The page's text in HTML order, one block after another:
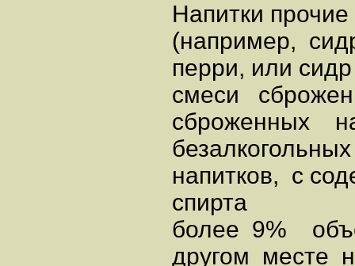
Напитки
(например,
перри, или
смеси
сброженных
безалкогольных
напитков, с
спирта
более 9%
другом месте